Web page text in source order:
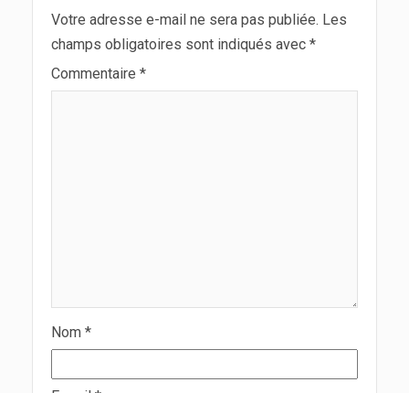
Votre adresse e-mail ne sera pas publiée. Les
champs obligatoires sont indiqués avec *
Commentaire *
Nom *